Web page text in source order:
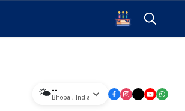
🌤️--
Bhopal, India